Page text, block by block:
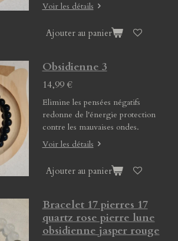
Voir les détails
Ajouter au panier
Obsidienne 3
14,99 €
Elimine les pensées négatifs
redonne de l'énergie protection
contre les mauvaises ondes.
Voir les détails
Ajouter au panier
Bracelet 17 pierres 17
quartz rose pierre lune
obsidienne jasper rouge